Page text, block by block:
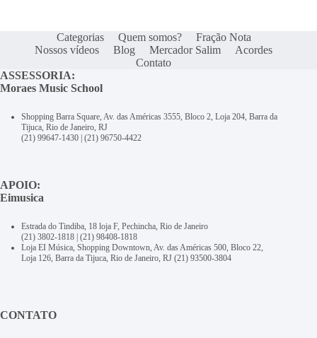
Categorias Quem somos?
Fração Nota
Nossos vídeos
Blog Mercador Salim
Acordes
Contato
ASSESSORIA:
Moraes Music School
Shopping Barra Square, Av. das Américas 3555, Bloco 2, Loja 204, Barra da
Tijuca, Rio de Janeiro, RJ
(21) 99647-1430 (21) 96750-4422
APOIO:
Eimusica
Estrada do Tindiba, 18 loja F, Pechincha, Rio de Janeiro
(21) 3802-1818 (21) 98408-1818
Loja EI Música, Shopping Downtown, Av. das Américas 500, Bloco 22,
Loja 126, Barra da Tijuca, Rio de Janeiro, RJ (21) 93500-3804
CONTATO